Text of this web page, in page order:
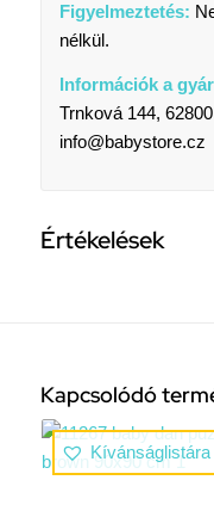
Figyelmeztetés:
nélkül.
Információk a
Trnková 144,
info@babystore.cz
Értékelések
Kapcsolódó
Kívánságlistára